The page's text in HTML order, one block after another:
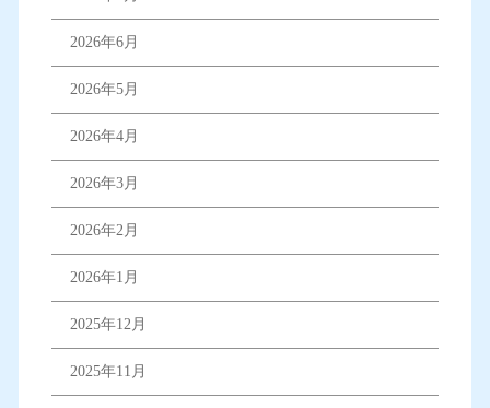
2026年6月
2026年5月
2026年4月
2026年3月
2026年2月
2026年1月
2025年12月
2025年11月